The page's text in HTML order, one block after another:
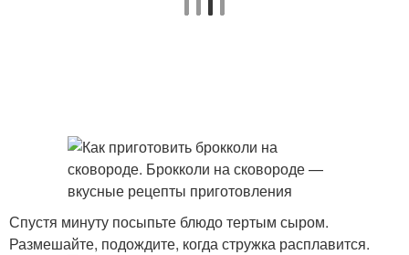
Спустя минуту посыпьте блюдо тертым сыром.
Размешайте, подождите, когда стружка расплавится.